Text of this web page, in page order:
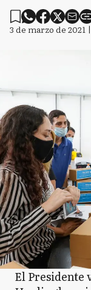
3 de marzo de 2021
El Presidente